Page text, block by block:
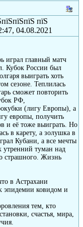
пїЅ
04.08.2021
играл главный матч
Кубок России был
выиграть хоть
сезоне. Теплилась
сможет повторить
РФ,
(лигу Европы), а
европы, получить
и её тоже выиграть. Но
в карету, а золушка в
Кубани, а все мечты
утренний туман над
страшного. Жизнь
в Астрахани
эпидемии ковидом и
тем, кто
счастья, мира,